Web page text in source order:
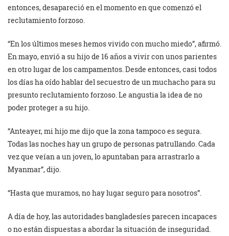
entonces, desapareció en el momento en que comenzó el
reclutamiento forzoso.
“En los últimos meses hemos vivido con mucho miedo”, afirmó.
En mayo, envió a su hijo de 16 años a vivir con unos parientes
en otro lugar de los campamentos. Desde entonces, casi todos
los días ha oído hablar del secuestro de un muchacho para su
presunto reclutamiento forzoso. Le angustia la idea de no
poder proteger a su hijo.
“Anteayer, mi hijo me dijo que la zona tampoco es segura.
Todas las noches hay un grupo de personas patrullando. Cada
vez que veían a un joven, lo apuntaban para arrastrarlo a
Myanmar”, dijo.
“Hasta que muramos, no hay lugar seguro para nosotros”.
A día de hoy, las autoridades bangladesíes parecen incapaces
o no están dispuestas a abordar la situación de inseguridad.